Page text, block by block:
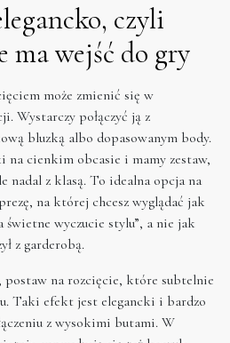
czyli
ma wejść do gry
może zmienić się w
Wystarczy połączyć ją z
bluzką albo dopasowanym body.
na cienkim obcasie i mamy zestaw,
nadal z klasą. To idealna opcja na
na której chcesz wyglądać jak
wyczucie stylu”, a nie jak
z garderobą.
postaw na rozcięcie, które subtelnie
Taki efekt jest elegancki i bardzo
z wysokimi butami. W